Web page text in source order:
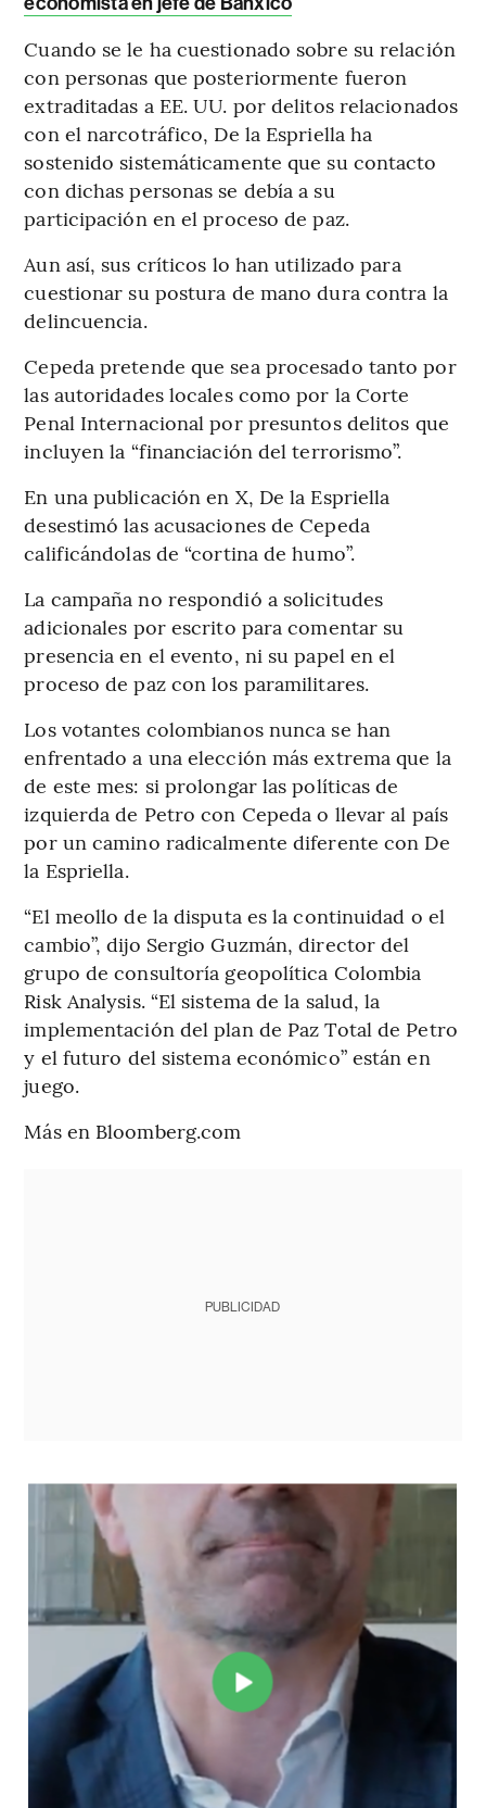
Cuando se le ha cuestionado sobre su relación
con personas que posteriormente fueron
extraditadas a EE. UU. por delitos relacionados
con el narcotráfico, De la Espriella ha
sostenido sistemáticamente que su contacto
con dichas personas se debía a su
participación en el proceso de paz.
Aun así, sus críticos lo han utilizado para
cuestionar su postura de mano dura contra la
delincuencia.
Cepeda pretende que sea procesado tanto por
las autoridades locales como por la Corte
Penal Internacional por presuntos delitos que
incluyen la “financiación del terrorismo”.
En una publicación en X, De la Espriella
desestimó las acusaciones de Cepeda
calificándolas de “cortina de humo”.
La campaña no respondió a solicitudes
adicionales por escrito para comentar su
presencia en el evento, ni su papel en el
proceso de paz con los paramilitares.
Los votantes colombianos nunca se han
enfrentado a una elección más extrema que la
de este mes: si prolongar las políticas de
izquierda de Petro con Cepeda o llevar al país
por un camino radicalmente diferente con De
la Espriella.
“El meollo de la disputa es la continuidad o el
cambio”, dijo Sergio Guzmán, director del
grupo de consultoría geopolítica Colombia
Risk Analysis. “El sistema de la salud, la
implementación del plan de Paz Total de Petro
y el futuro del sistema económico” están en
juego.
Más en Bloomberg.com
PUBLICIDAD